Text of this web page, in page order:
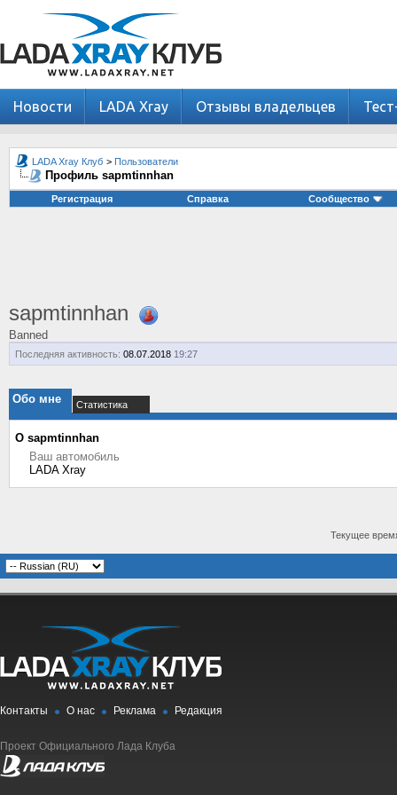
Новости LADA Xray Отзывы владельцев
LADA Xray Клуб > Пользователи
Профиль sapmtinnhan
Регистрация Справка Сообщество
sapmtinnhan
Banned
Последняя активность: 08.07.2018 19:27
Обо мне Статистика
О sapmtinnhan
Ваш автомобиль
LADA Xray
Текущее
Контакты О нас Реклама Редакция
Проект Официального Лада Клуба